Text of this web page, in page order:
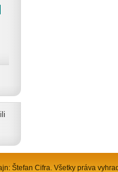
Štefan Cifra. Všetky práva